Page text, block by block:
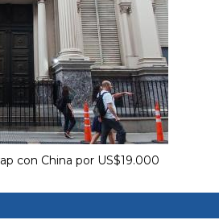
con China por US$19.000